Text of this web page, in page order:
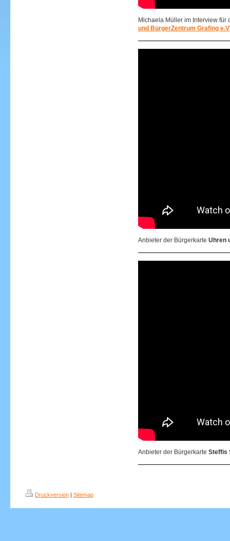
Michaela Müller im Interview für
und BürgerZentrum Grafing e.V
Anbieter der Bürgerkarte Uhren
Anbieter der Bürgerkarte Steffis
Druckversion | Sitemap